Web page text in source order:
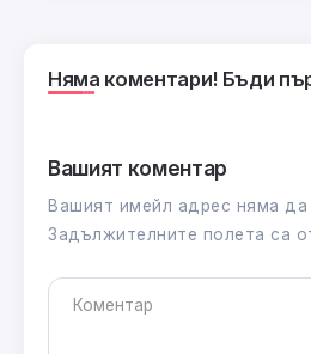
Няма коментари! Бъди
Вашият коментар
Вашият имейл адрес няма да
Задължителните полета са